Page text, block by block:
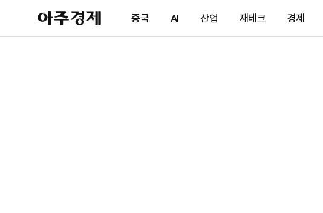
아
주
제
중국 AI 산업 재테크 경제